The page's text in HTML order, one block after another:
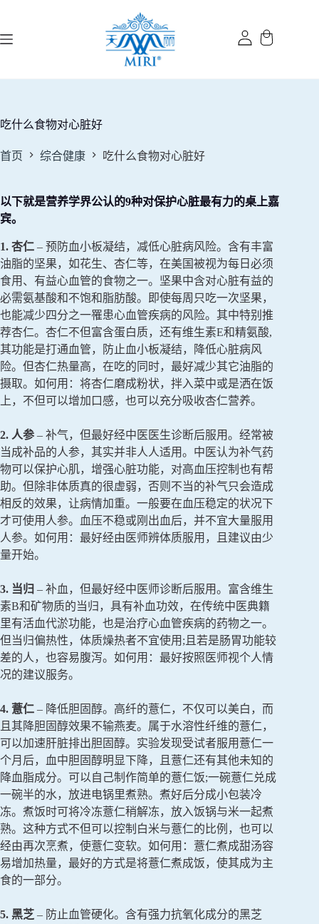
内
吃什么食物对心脏好
首页 综合健康 吃什么食物对心脏好
以下就是营养学界公认的9种对保护心脏最有力的桌上嘉
宾。
1. 杏仁 – 预防血小板凝结，减低心脏病风险。含有丰富
油脂的坚果，如花生、杏仁等，在美国被视为每日必须
食用、有益心血管的食物之一。坚果中含对心脏有益的
必需氨基酸和不饱和脂肪酸。即使每周只吃一次坚果，
也能减少四分之一罹患心血管疾病的风险。其中特别推
荐杏仁。杏仁不但富含蛋白质，还有维生素E和精氨酸,
其功能是打通血管，防止血小板凝结，降低心脏病风
险。但杏仁热量高，在吃的同时，最好减少其它油脂的
摄取。如何用：将杏仁磨成粉状，拌入菜中或是洒在饭
上，不但可以增加口感，也可以充分吸收杏仁营养。
2. 人参 – 补气，但最好经中医医生诊断后服用。经常被
当成补品的人参，其实并非人人适用。中医认为补气药
物可以保护心肌，增强心脏功能，对高血压控制也有帮
助。但除非体质真的很虚弱，否则不当的补气只会造成
相反的效果，让病情加重。一般要在血压稳定的状况下
才可使用人参。血压不稳或刚出血后，并不宜大量服用
人参。如何用：最好经由医师辨体质服用，且建议由少
量开始。
3. 当归 – 补血，但最好经中医师诊断后服用。富含维生
素B和矿物质的当归，具有补血功效，在传统中医典籍
里有活血代淤功能，也是治疗心血管疾病的药物之一。
但当归偏热性，体质燥热者不宜使用;且若是肠胃功能较
差的人，也容易腹泻。如何用：最好按照医师视个人情
况的建议服务。
4. 薏仁 – 降低胆固醇。高纤的薏仁，不仅可以美白，而
且其降胆固醇效果不输燕麦。属于水溶性纤维的薏仁，
可以加速肝脏排出胆固醇。实验发现受试者服用薏仁一
个月后，血中胆固醇明显下降，且薏仁还有其他未知的
降血脂成分。可以自己制作简单的薏仁饭;一碗薏仁兑成
一碗半的水，放进电锅里煮熟。煮好后分成小包装冷
冻。煮饭时可将冷冻薏仁稍解冻，放入饭锅与米一起煮
熟。这种方式不但可以控制白米与薏仁的比例，也可以
经由再次烹煮，使薏仁变软。如何用：薏仁煮成甜汤容
易增加热量，最好的方式是将薏仁煮成饭，使其成为主
食的一部分。
5. 黑芝 – 防止血管硬化。含有强力抗氧化成分的黑芝